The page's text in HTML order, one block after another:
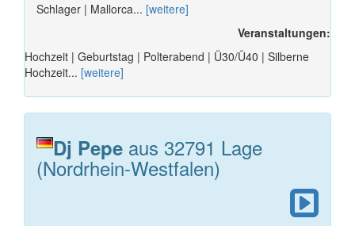
Schlager | Mallorca... [weitere]
Veranstaltungen:
Hochzeit | Geburtstag | Polterabend | Ü30/Ü40 | Silberne
Hochzeit... [weitere]
Dj Pepe aus 32791 Lage
(Nordrhein-Westfalen)